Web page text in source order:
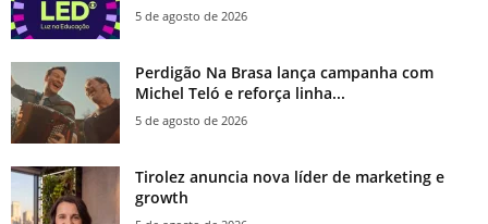
5 de agosto de 2026
Perdigão Na Brasa lança campanha com
Michel Teló e reforça linha...
5 de agosto de 2026
Tirolez anuncia nova líder de marketing e
growth